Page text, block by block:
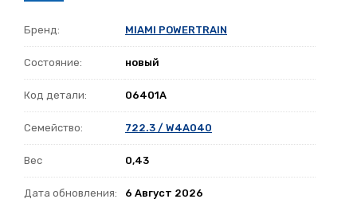
Бренд: MIAMI POWERTRAIN
Состояние: новый
Код детали: 06401A
Семейство: 722.3 / W4A040
Вес 0,43
Дата обновления: 6 Август 2026